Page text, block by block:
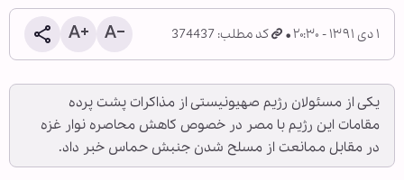
۱ دی ۱۳۹۱ - ۲۰:۳۰ کد مطلب: 374437
یکی از مسئولان رژیم صهیونیستی از مذاکرات پشت پرده
مقامات این رژیم با مصر در خصوص کاهش محاصره نوار غزه
در مقابل ممانعت از مسلح شدن جنبش حماس خبر داد.